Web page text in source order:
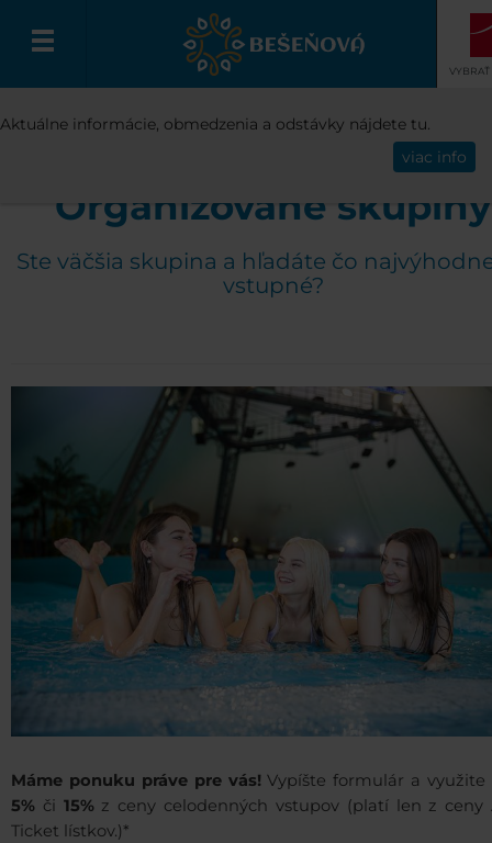
Slovenčina
CENNÍK ĎALŠIE PONUKY
VSTUPY PRE SKUPINY
Organizované skupiny
Ste väčšia skupina a hľadáte čo
vstupné?
Máme ponuku práve pre vás!Vypíšte formulár a využite
5% či 15%z ceny celodenných vstupov (platí len z ceny
Ticket lístkov.)*
Aktuálne informácie, obmedzenia a odstávky nájdete tu.
viac info